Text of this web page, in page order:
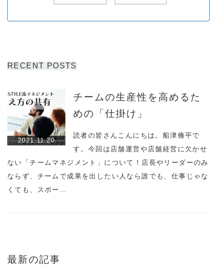
RECENT POSTS
2021.11.20
チームの生産性を高めるた
めの「仕掛け」
読者の皆さんこんにちは。船津脩平で
す。今回は店舗運営や店舗経営に欠かせ
ない「チームマネジメント」について！店長やリーダーのみ
ならず、チームで成果を出したい人なら誰でも、仕事じゃな
くても、スポー…
最新の記事